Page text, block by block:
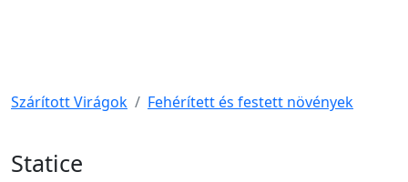
Szárított Virágok Fehérített és festett növények
Statice